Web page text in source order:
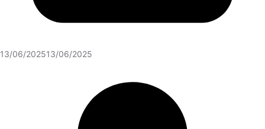
13/06/202513/06/2025